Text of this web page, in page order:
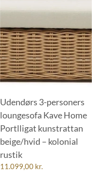
Udendørs 3-personers
loungesofa Kave Home
Portlligat kunstrattan
beige/hvid – kolonial
rustik
11.099,00 kr.